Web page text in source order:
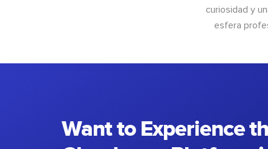
curiosidad y
esfera
Want to Experience